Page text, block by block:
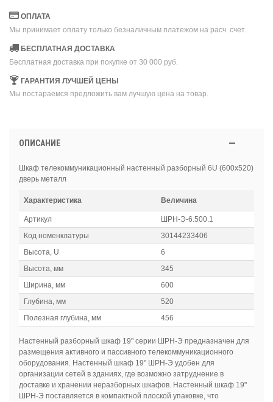
ОПЛАТА
Мы принимает оплату только безналичным платежом на расч. счет.
БЕСПЛАТНАЯ ДОСТАВКА
Бесплатная доставка при покупке от 30 000 руб.
ГАРАНТИЯ ЛУЧШЕЙ ЦЕНЫ
Мы постараемся предложить вам лучшую цена на товар.
ОПИСАНИЕ
Шкаф телекоммуникационный настенный разборный 6U (600х520)
дверь металл
Характеристика Величина
Артикул
ШРН-Э-6.500.1
Код номенклатуры
30144233406
Высота, U
6
Высота, мм
345
Ширина, мм
600
Глубина, мм
520
Полезная глубина, мм
456
Настенный разборный шкаф 19" серии ШРН-Э предназначен для
размещения активного и пассивного телекоммуникационного
оборудования. Настенный шкаф 19" ШРН-Э удобен для
организации сетей в зданиях, где возможно затруднение в
доставке и хранении неразборных шкафов. Настенный шкаф 19"
ШРН-Э поставляется в компактной плоской упаковке, что